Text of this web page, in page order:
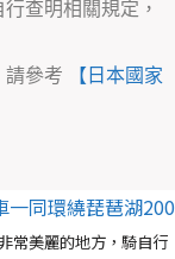
查明相關規定，
請參考 【日本國家
一同環繞琵琶湖200
常美麗的地方，騎自行